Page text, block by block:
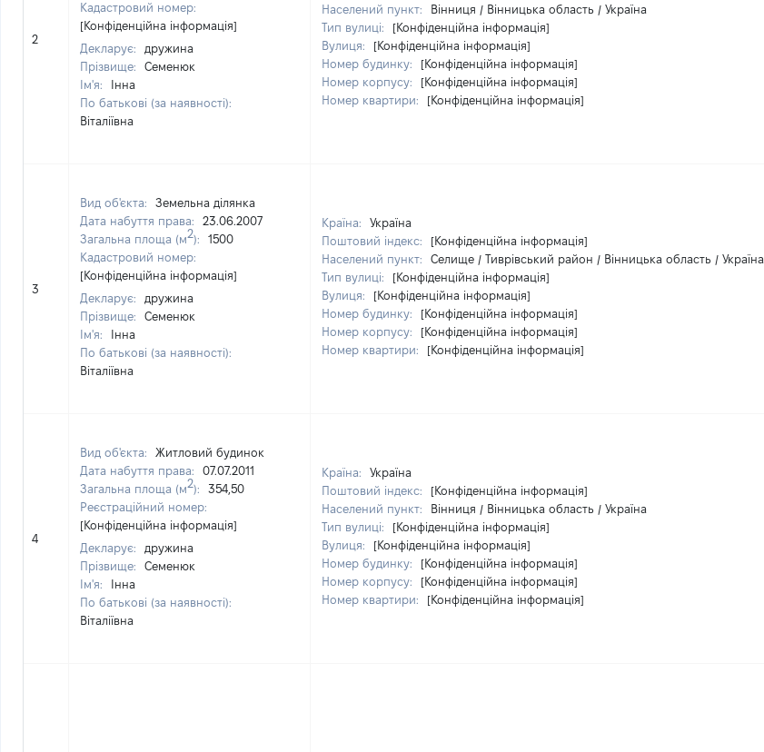
2
Кадастровий номер:
[Конфіденційна інформація]
Декларує:
дружина
Прізвище:
Семенюк
Ім'я:
Інна
По батькові (за наявності):
Віталіївна
Населений пункт:
Вінниця / Вінницька область / Україна
Тип вулиці:
[Конфіденційна інформація]
Вулиця:
[Конфіденційна інформація]
Номер будинку:
[Конфіденційна інформація]
Номер корпусу:
[Конфіденційна інформація]
Номер квартири:
[Конфіденційна інформація]
3
Вид об'єкта:
Земельна ділянка
Дата набуття права:
23.06.2007
Загальна площа (м2):
1500
Кадастровий номер:
[Конфіденційна інформація]
Декларує:
дружина
Прізвище:
Семенюк
Ім'я:
Інна
По батькові (за наявності):
Віталіївна
Країна:
Україна
Поштовий індекс:
[Конфіденційна інформація]
Населений пункт:
Селище / Тиврівський район / Вінницька область / Україна
Тип вулиці:
[Конфіденційна інформація]
Вулиця:
[Конфіденційна інформація]
Номер будинку:
[Конфіденційна інформація]
Номер корпусу:
[Конфіденційна інформація]
Номер квартири:
[Конфіденційна інформація]
4
Вид об'єкта:
Житловий будинок
Дата набуття права:
07.07.2011
Загальна площа (м2):
354,50
Реєстраційний номер:
[Конфіденційна інформація]
Декларує:
дружина
Прізвище:
Семенюк
Ім'я:
Інна
По батькові (за наявності):
Віталіївна
Країна:
Україна
Поштовий індекс:
[Конфіденційна інформація]
Населений пункт:
Вінниця / Вінницька область / Україна
Тип вулиці:
[Конфіденційна інформація]
Вулиця:
[Конфіденційна інформація]
Номер будинку:
[Конфіденційна інформація]
Номер корпусу:
[Конфіденційна інформація]
Номер квартири:
[Конфіденційна інформація]